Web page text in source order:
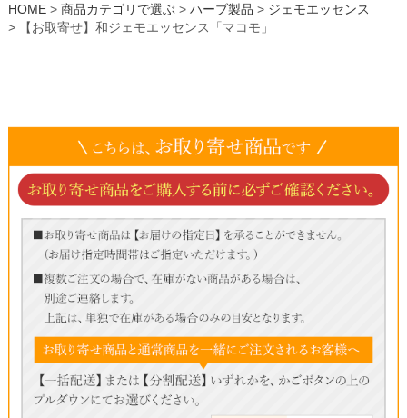
HOME 商品カテゴリで選ぶ ハーブ製品
ジェモエッセンス
【お取寄せ】和ジェモエッセンス「マコモ」